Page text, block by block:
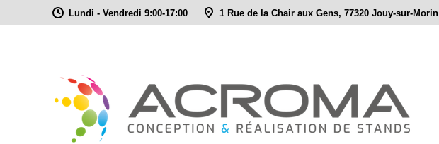
Lundi - Vendredi 9:00-17:00 1 Rue de la Chair aux Gens, 77320 Jouy-sur-Morin
ACCUEIL CRÉATION DE STANDS À PROPOS